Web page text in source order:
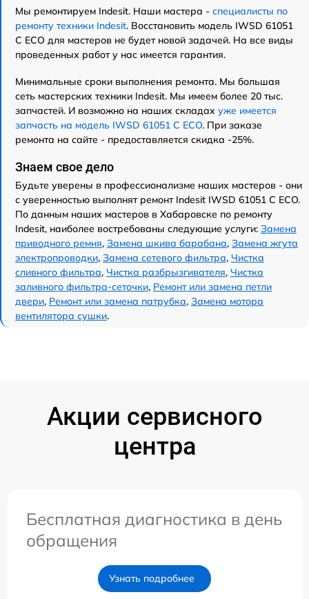
Мы ремонтируем Indesit. Наши мастера - специалисты по
ремонту техники Indesit. Восстановить модель IWSD 61051
C ECO для мастеров не будет новой задачей. На все виды
проведенных работ у нас имеется гарантия.
Минимальные сроки выполнения ремонта. Мы большая
сеть мастерских техники Indesit. Мы имеем более 20 тыс.
запчастей. И возможно на наших складах уже имеется
запчасть на модель IWSD 61051 C ECO. При заказе
ремонта на сайте - предоставляется скидка -25%.
Знаем свое дело
Будьте уверены в профессионализме наших мастеров - они
с уверенностью выполнят ремонт Indesit IWSD 61051 C ECO.
По данным наших мастеров в Хабаровске по ремонту
Indesit, наиболее востребованы следующие услуги: Замена
приводного ремня, Замена шкива барабана, Замена жгута
электропроводки, Замена сетевого фильтра, Чистка
сливного фильтра, Чистка разбрызгивателя, Чистка
заливного фильтра-сеточки, Ремонт или замена петли
двери, Ремонт или замена патрубка, Замена мотора
вентилятора сушки.
Акции сервисного
центра
Бесплатная диагностика в день
обращения
Узнать подробнее